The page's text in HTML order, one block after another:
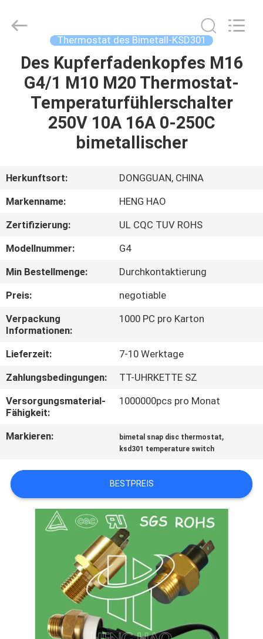
STARTSEITE
PRODUKTE
ÜBER
FABRIK
TOUR
QUALITÄTSKONTROLLE
KONTAKT
NACHRICHTEN
ALLE
FÄLLE
SITEMAP
PRIVACY
POLICY
Electric
Reserved.
Thermostat des Bimetall-KSD301
Des Kupferfadenkopfes M16
G4/1 M10 M20 Thermostat-
Temperaturfühlerschalter
250V 10A 16A 0-250C
bimetallischer
Herkunftsort:
DONGGUAN, CHINA
Markenname:
HENG HAO
Zertifizierung:
UL CQC TUV ROHS
Modellnummer:
G4
Min Bestellmenge:
Durchkontaktierung
Preis:
negotiable
Verpackung
Informationen:
1000 PC pro Karton
Lieferzeit:
7-10 Werktage
Zahlungsbedingungen:
TT-UHRKETTE SZ
Versorgungsmaterial-
Fähigkeit:
1000000pcs pro Monat
Markieren: bimetal snap disc thermostat,
ksd301 temperature switch
BESTPREIS